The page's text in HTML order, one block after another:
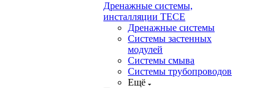
Дренажные системы,
инсталляции TECE
Дренажные системы
Системы застенных
модулей
Системы смыва
Системы трубопроводов
Ещё